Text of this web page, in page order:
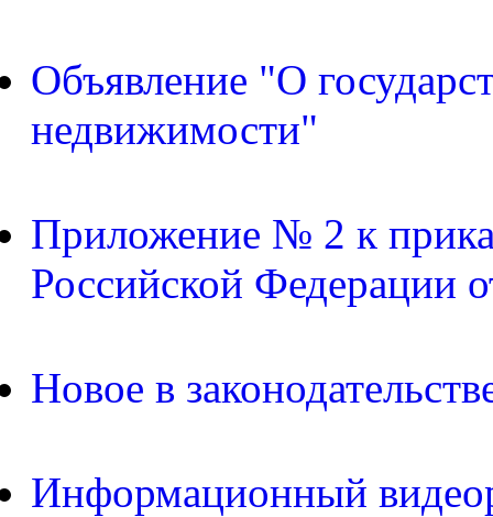
Объявление "О
недвижимости"
Приложение № 2 к
Российской Федерации
Новое в
Информационный